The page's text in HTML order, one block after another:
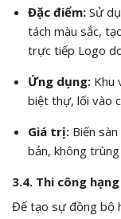
Đặc điểm:Sử
tách màu sắc,
trực tiếp Logo
Ứng dụng:Khu
biệt thự, lối vào
Giá trị:Biến sàn
bản, không trùng
3.4. Thi công
Để tạo sự đồng bộ